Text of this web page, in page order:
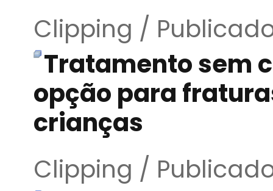
Clipping /
Tratamento sem
opção para
crianças
Clipping /